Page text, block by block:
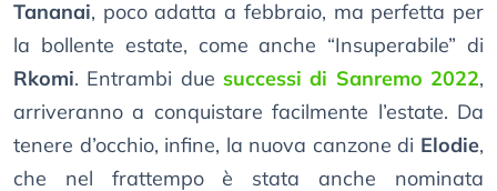
Tananai, poco adatta a febbraio, ma perfetta per
la bollente estate, come anche “Insuperabile” di
Rkomi. Entrambi due successi di Sanremo 2022,
arriveranno a conquistare facilmente l’estate. Da
tenere d’occhio, infine, la nuova canzone di Elodie,
che nel frattempo è stata anche nominata